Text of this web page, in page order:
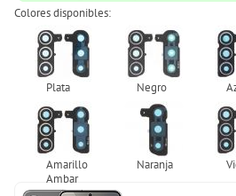
Colores disponibles: